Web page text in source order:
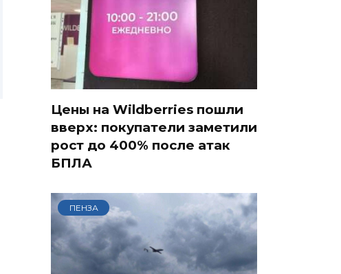
Цены на Wildberries пошли
вверх: покупатели заметили
рост до 400% после атак
БПЛА
ПЕНЗА